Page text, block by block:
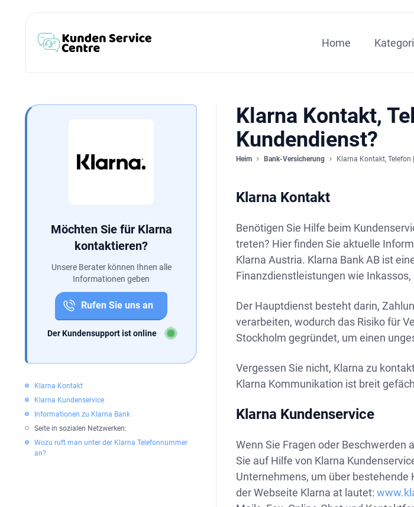
Home
Möchten Sie für Klarna
kontaktieren?
Unsere Berater können Ihnen alle
Informationen geben
Rufen Sie uns an
Der Kundensupport ist online
Klarna Kontakt
Klarna Kundenservice
Informationen zu Klarna Bank
Seite in sozialen Netzwerken:
Wozu ruft man unter der Klarna Telefonnummer
an?
Klarna Kontakt,
Kundendienst?
Heim Bank-Versicherung Klarna Kontakt,
Klarna Kontakt
Benötigen Sie Hilfe beim
treten? Hier finden Sie aktuelle
Klarna Austria. Klarna Bank AB ist
Finanzdienstleistungen wie
Der Hauptdienst besteht darin,
verarbeiten, wodurch das Risiko für
Stockholm gegründet, um einen
Vergessen Sie nicht, Klarna zu
Klarna Kommunikation ist breit
Klarna Kundenservice
Wenn Sie Fragen oder Beschwerden
Sie auf Hilfe von Klarna
Unternehmens, um über
der Webseite Klarna at lautet: